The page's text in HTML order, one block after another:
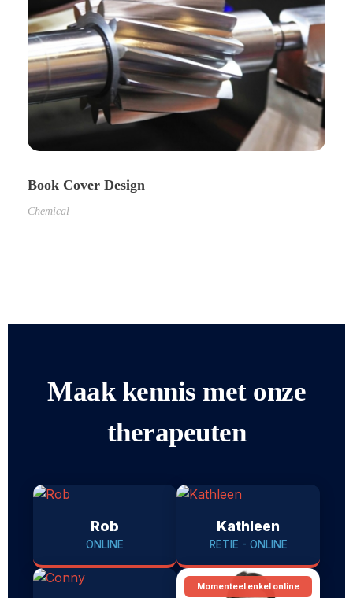
Book Cover Design
Chemical
Maak kennis met onze
therapeuten
Rob
ONLINE
Kathleen
RETIE - ONLINE
Momenteel enkel online